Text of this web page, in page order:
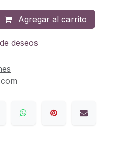
Agregar al carrito
deseos